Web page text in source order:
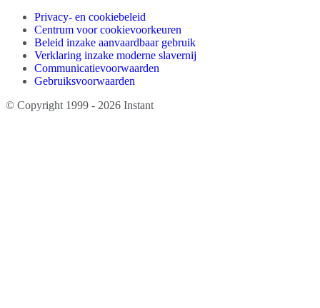
Privacy- en cookiebeleid
Centrum voor cookievoorkeuren
Beleid inzake aanvaardbaar gebruik
Verklaring inzake moderne slavernij
Communicatievoorwaarden
Gebruiksvoorwaarden
© Copyright 1999 - 2026 Instant